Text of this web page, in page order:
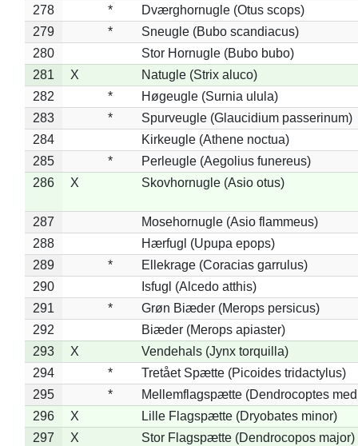
278
*
Dværghornugle (Otus scops)
279
*
Sneugle (Bubo scandiacus)
280
Stor Hornugle (Bubo bubo)
281
X
Natugle (Strix aluco)
282
*
Høgeugle (Surnia ulula)
283
*
Spurveugle (Glaucidium passerinum)
284
Kirkeugle (Athene noctua)
285
*
Perleugle (Aegolius funereus)
286
X Skovhornugle (Asio otus)
287
Mosehornugle (Asio flammeus)
288
Hærfugl (Upupa epops)
289
*
Ellekrage (Coracias garrulus)
290
Isfugl (Alcedo atthis)
291
*
Grøn Biæder (Merops persicus)
292
Biæder (Merops apiaster)
293
X
Vendehals (Jynx torquilla)
294
*
Tretået Spætte (Picoides tridactylus)
295
*
Mellemflagspætte (Dendrocoptes
296
X
Lille Flagspætte (Dryobates minor)
297
X Stor Flagspætte (Dendrocopos major)